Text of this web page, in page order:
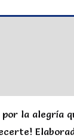
la alegría